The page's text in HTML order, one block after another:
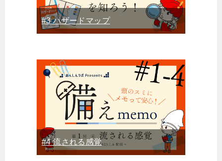
#3 ハザードマップ
#4 流される感覚